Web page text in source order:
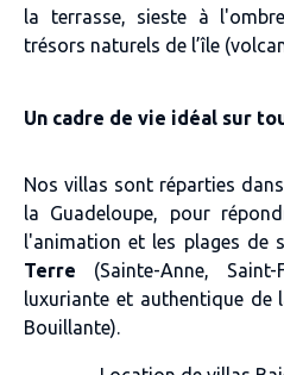
la terrasse, sieste à
trésors naturels de l’île
Un cadre de vie idéal sur
Nos villas sont réparties
la Guadeloupe, pour
l'animation et les plages de
Terre (Sainte-Anne,
luxuriante et authentique de
Bouillante).